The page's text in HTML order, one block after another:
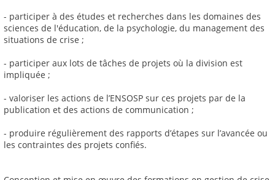
- participer à des études et recherches dans les domaines des
sciences de l'éducation, de la psychologie, du management des
situations de crise ;
- participer aux lots de tâches de projets où la division est
impliquée ;
- valoriser les actions de l’ENSOSP sur ces projets par de la
publication et des actions de communication ;
- produire régulièrement des rapports d’étapes sur l’avancée ou
les contraintes des projets confiés.